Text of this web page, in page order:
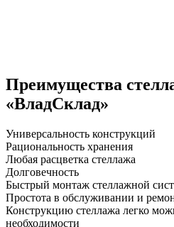
Преимущества
«ВладСклад»
Универсальность конструкций
Рациональность хранения
Любая расцветка стеллажа
Долговечность
Быстрый монтаж стеллажной
Простота в обслуживании и
Конструкцию стеллажа легко
необходимости